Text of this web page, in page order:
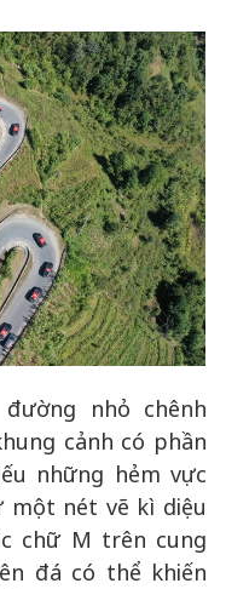
nhỏ chênh
cảnh có phần
những hẻm vực
một nét vẽ kì diệu
chữ M trên cung
đá có thể khiến